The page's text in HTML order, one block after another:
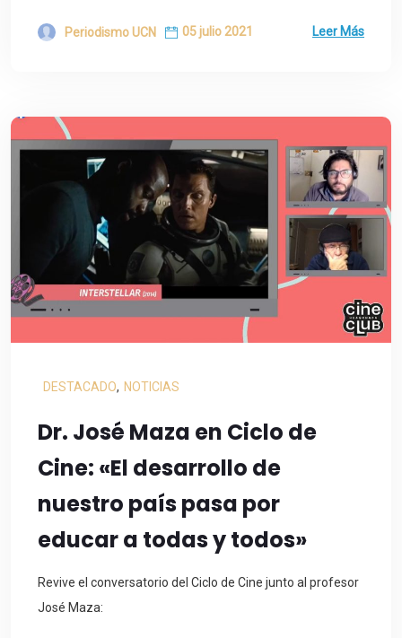
Periodismo UCN 05 julio 2021 Leer Más
DESTACADO, NOTICIAS
Dr. José Maza en Ciclo de
Cine: «El desarrollo de
nuestro país pasa por
educar a todas y todos»
Revive el conversatorio del Ciclo de Cine junto al profesor
José Maza: